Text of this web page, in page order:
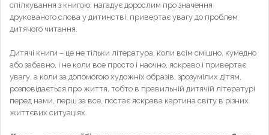
спілкування з книгою, нагадує дорослим про значення
друкованого слова у дитинстві, привертає увагу до проблем
дитячого читання.
Дитячі книги – це не тільки література, коли всім смішно, кумедно
або забавно, і не коли все просто і наочно, яскраво і привертає
увагу, а коли за допомогою художніх образів, зрозумілих дітям,
розповідається про життя, тобто в правильній дитячій літературі
перед нами, перш за все, постає яскрава картина світу в різних
життєвих ситуаціях.